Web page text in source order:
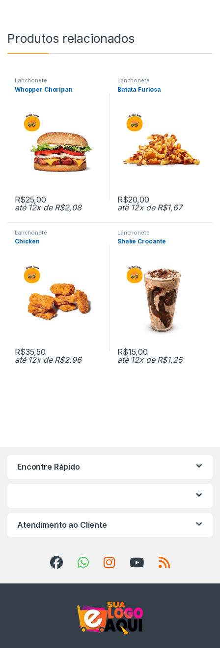
Produtos relacionados
Lanchonete
Whopper Choripan
R$25,00
até 12x de R$2,08
Lanchonete
Batata Furiosa
R$20,00
até 12x de R$1,67
Lanchonete
Chicken
R$35,50
até 12x de R$2,96
Lanchonete
Shake Crocante
R$15,00
até 12x de R$1,25
Encontre Rápido
Atendimento ao Cliente